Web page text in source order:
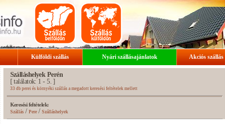
Külföldi szállás Nyári szállásajánlatok Akciós szállás
Szálláshelyek Perén
[ találatok: 1 - 5. ]
33 db perei és környéki szállás a megadott keresési feltételek mellett
Keresési feltételek:
Szállás/ Pere/Szálláshelyek